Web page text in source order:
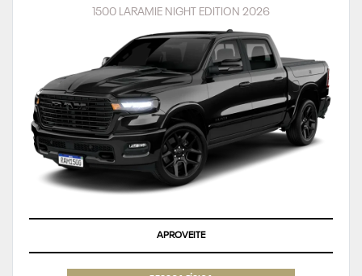
1500 LARAMIE NIGHT EDITION 2026
APROVEITE